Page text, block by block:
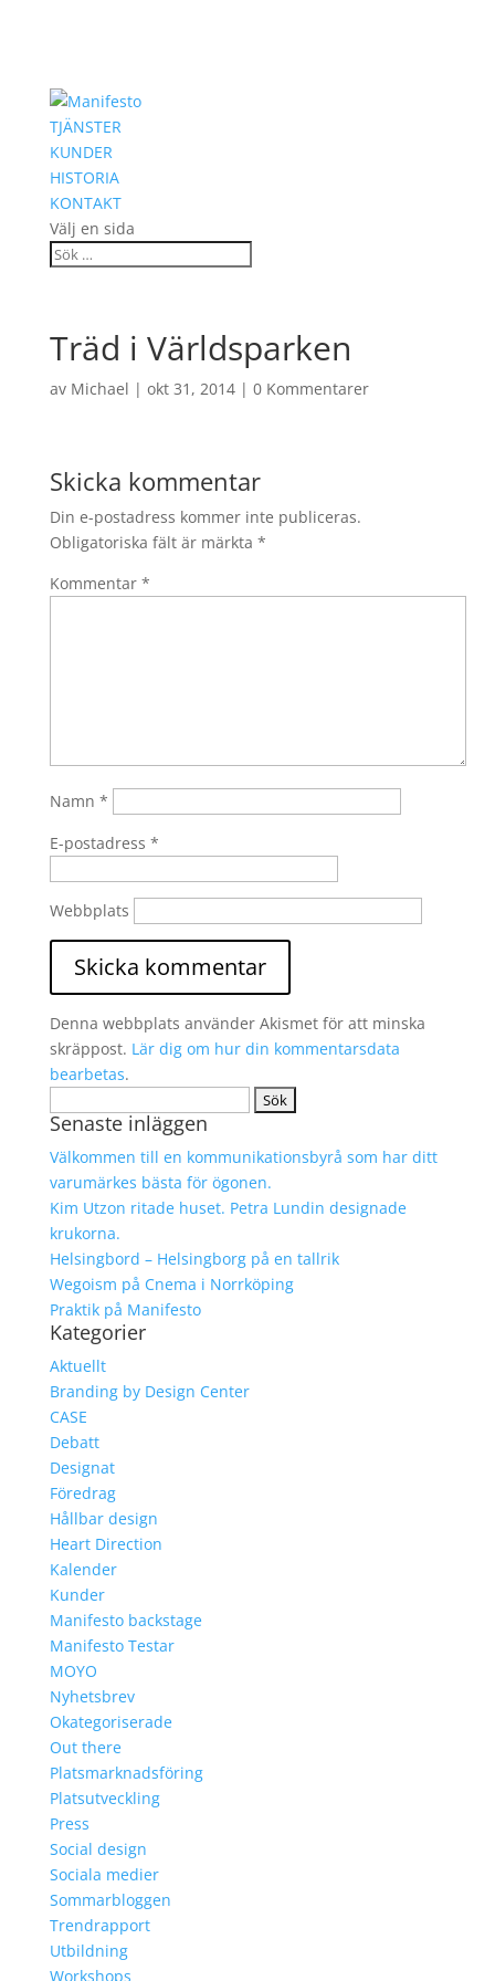
TJÄNSTER
KUNDER
HISTORIA
KONTAKT
Välj en sida
Träd i Världsparken
av Michael | okt 31, 2014| 0 Kommentarer
Skicka kommentar
Din e-postadress kommer inte publiceras.
Obligatoriska fält är märkta *
Kommentar *
Namn *
E-postadress *
Webbplats
Denna webbplats använder Akismet för att minska
skräppost. Lär dig om hur din kommentarsdata
bearbetas.
efter:
Senaste inläggen
Välkommen till en kommunikationsbyrå som har ditt
varumärkes bästa för ögonen.
Kim Utzon ritade huset. Petra Lundin designade
krukorna.
Helsingbord – Helsingborg på en tallrik
Wegoism på Cnema i Norrköping
Praktik på Manifesto
Kategorier
Aktuellt
Branding by Design Center
CASE
Debatt
Designat
Föredrag
Hållbar design
Heart Direction
Kalender
Kunder
Manifesto backstage
Manifesto Testar
MOYO
Nyhetsbrev
Okategoriserade
Out there
Platsmarknadsföring
Platsutveckling
Press
Social design
Sociala medier
Sommarbloggen
Trendrapport
Utbildning
Workshops